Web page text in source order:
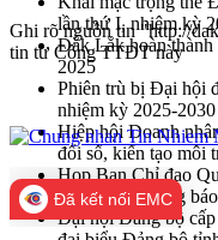
lần thứ I, nhiệm kỳ
Đắk Lắk hoàn thành
2025
Phiên trù bị Đại hội
nhiệm kỳ 2025-2030
Hiệp hội Doanh
đổi số, kiến tạo môi
Họp Ban Chỉ đạo
hợp pháp, không
Đại hội Đảng bộ cấp
Ghi rõ nguồn tin "http://
tin từ Cổng TTĐT này
Đã kết nối EMC